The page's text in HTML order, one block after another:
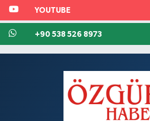
YOUTUBE
+90 538 526 8973